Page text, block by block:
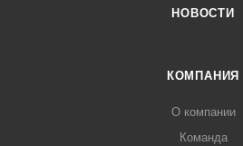
НОВОСТИ
КОМПАНИЯ
О компании
Команда